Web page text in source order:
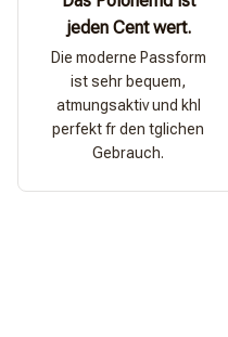
jeden Cent wert.
Die moderne Passform
ist sehr bequem,
atmungsaktiv und khl
perfekt fr den tglichen
Gebrauch.